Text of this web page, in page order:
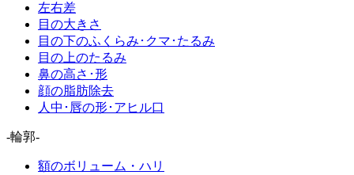
左右差
目の大きさ
目の下のふくらみ･クマ･たるみ
目の上のたるみ
鼻の高さ･形
顔の脂肪除去
人中･唇の形･アヒル口
-輪郭-
額のボリューム・ハリ